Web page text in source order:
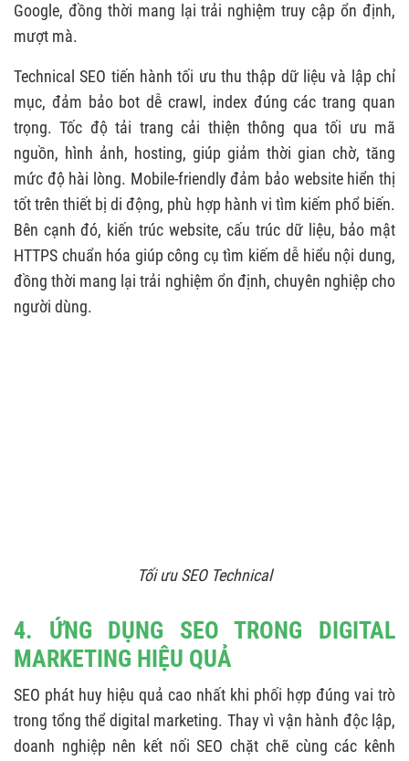
Google, đồng thời mang lại trải nghiệm truy cập ổn định,
mượt mà.
Technical SEO tiến hành tối ưu thu thập dữ liệu và lập chỉ
mục, đảm bảo bot dễ crawl, index đúng các trang quan
trọng. Tốc độ tải trang cải thiện thông qua tối ưu mã
nguồn, hình ảnh, hosting, giúp giảm thời gian chờ, tăng
mức độ hài lòng. Mobile-friendly đảm bảo website hiển thị
tốt trên thiết bị di động, phù hợp hành vi tìm kiếm phổ biến.
Bên cạnh đó, kiến trúc website, cấu trúc dữ liệu, bảo mật
HTTPS chuẩn hóa giúp công cụ tìm kiếm dễ hiểu nội dung,
đồng thời mang lại trải nghiệm ổn định, chuyên nghiệp cho
người dùng.
Tối ưu SEO Technical
4. ỨNG DỤNG SEO TRONG DIGITAL
MARKETING HIỆU QUẢ
SEO phát huy hiệu quả cao nhất khi phối hợp đúng vai trò
trong tổng thể digital marketing. Thay vì vận hành độc lập,
doanh nghiệp nên kết nối SEO chặt chẽ cùng các kênh